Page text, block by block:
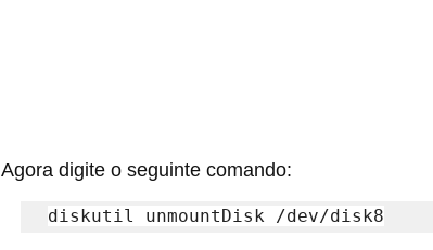
Agora digite o seguinte comando:
diskutil unmountDisk /dev/disk8